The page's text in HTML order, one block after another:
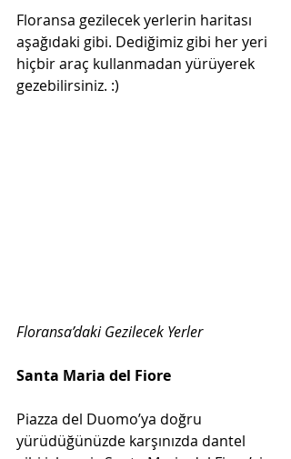
Floransa gezilecek yerlerin haritası
aşağıdaki gibi. Dediğimiz gibi her yeri
hiçbir araç kullanmadan yürüyerek
gezebilirsiniz. :)
Floransa’daki Gezilecek Yerler
Santa Maria del Fiore
Piazza del Duomo’ya doğru
yürüdüğünüzde karşınızda dantel